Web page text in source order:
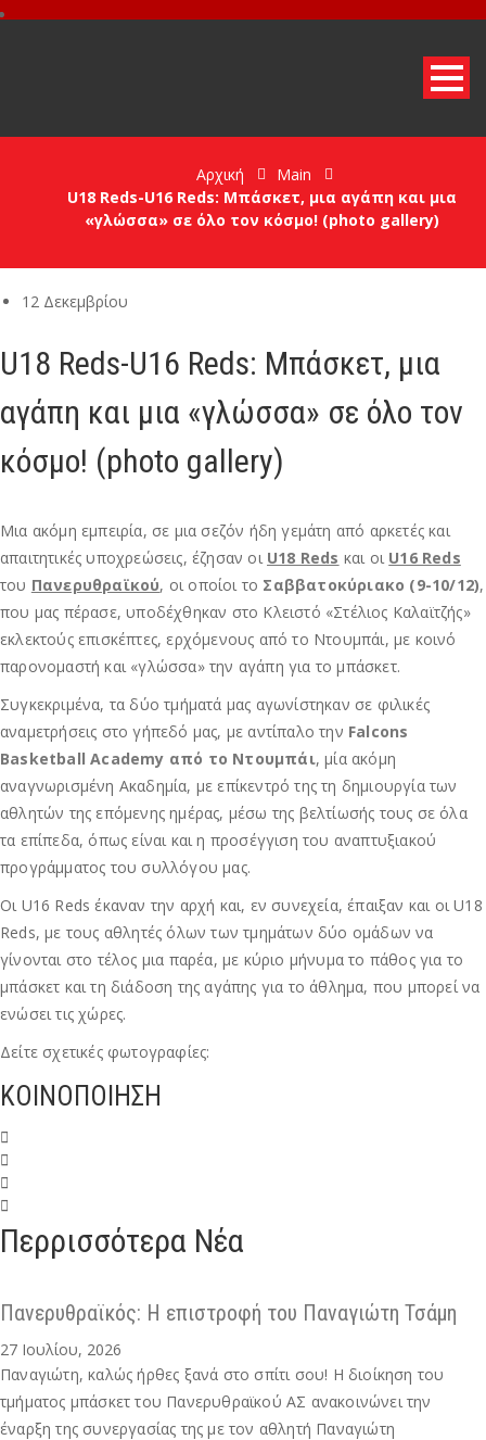
Αρχική
Main
U18 Reds-U16 Reds: Μπάσκετ, μια αγάπη και μια
«γλώσσα» σε όλο τον κόσμο! (photo gallery)
12 Δεκεμβρίου
U18 Reds-U16 Reds: Μπάσκετ, μια
αγάπη και μια «γλώσσα» σε όλο τον
κόσμο! (photo gallery)
Μια ακόμη εμπειρία, σε μια σεζόν ήδη γεμάτη από αρκετές και
απαιτητικές υποχρεώσεις, έζησαν οι U18 Reds και οι U16 Reds
του Πανερυθραϊκού, οι οποίοι το Σαββατοκύριακο (9-10/12),
που μας πέρασε, υποδέχθηκαν στο Κλειστό «Στέλιος Καλαϊτζής»
εκλεκτούς επισκέπτες, ερχόμενους από το Ντουμπάι, με κοινό
παρονομαστή και «γλώσσα» την αγάπη για το μπάσκετ.
Συγκεκριμένα, τα δύο τμήματά μας αγωνίστηκαν σε φιλικές
αναμετρήσεις στο γήπεδό μας, με αντίπαλο την Falcons
Basketball Academy από το Ντουμπάι, μία ακόμη
αναγνωρισμένη Ακαδημία, με επίκεντρό της τη δημιουργία των
αθλητών της επόμενης ημέρας, μέσω της βελτίωσής τους σε όλα
τα επίπεδα, όπως είναι και η προσέγγιση του αναπτυξιακού
προγράμματος του συλλόγου μας.
Οι U16 Reds έκαναν την αρχή και, εν συνεχεία, έπαιξαν και οι U18
Reds, με τους αθλητές όλων των τμημάτων δύο ομάδων να
γίνονται στο τέλος μια παρέα, με κύριο μήνυμα το πάθος για το
μπάσκετ και τη διάδοση της αγάπης για το άθλημα, που μπορεί να
ενώσει τις χώρες.
Δείτε σχετικές φωτογραφίες:
ΚΟΙΝΟΠΟΙΗΣΗ
Περρισσότερα Νέα
Πανερυθραϊκός: Η επιστροφή του Παναγιώτη Τσάμη
27 Ιουλίου, 2026
Παναγιώτη, καλώς ήρθες ξανά στο σπίτι σου! Η διοίκηση του
τμήματος μπάσκετ του Πανερυθραϊκού ΑΣ ανακοινώνει την
έναρξη της συνεργασίας της με τον αθλητή Παναγιώτη